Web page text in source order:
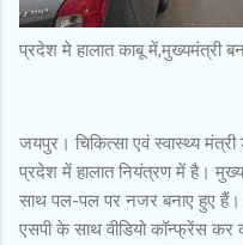
प्रदेश मे हालात काबू में,मुख्यमंत्री
जयपुर। चिकित्सा एवं स्वास्थ्य
प्रदेश में हालात नियंत्रण में है।
साथ पल-पल पर नजर बनाए हुए
एसपी के साथ वीडियो कॉन्फ्रेंस कर